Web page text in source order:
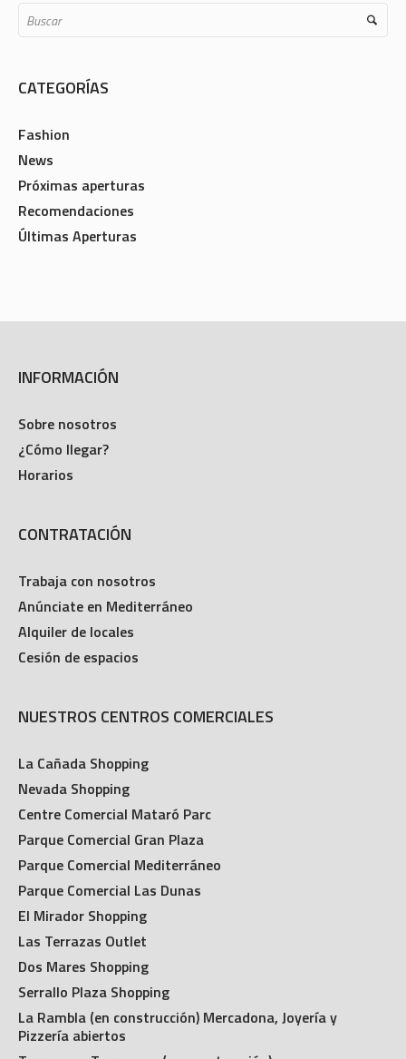
CATEGORÍAS
Fashion
News
Próximas aperturas
Recomendaciones
Últimas Aperturas
INFORMACIÓN
Sobre nosotros
¿Cómo llegar?
Horarios
CONTRATACIÓN
Trabaja con nosotros
Anúnciate en Mediterráneo
Alquiler de locales
Cesión de espacios
NUESTROS CENTROS COMERCIALES
La Cañada Shopping
Nevada Shopping
Centre Comercial Mataró Parc
Parque Comercial Gran Plaza
Parque Comercial Mediterráneo
Parque Comercial Las Dunas
El Mirador Shopping
Las Terrazas Outlet
Dos Mares Shopping
Serrallo Plaza Shopping
La Rambla (en construcción) Mercadona, Joyería y
Pizzería abiertos